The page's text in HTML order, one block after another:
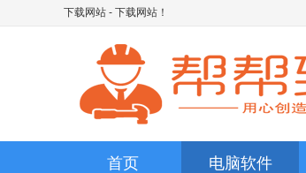
下载网站 - 下载网站！
首页 电脑软件